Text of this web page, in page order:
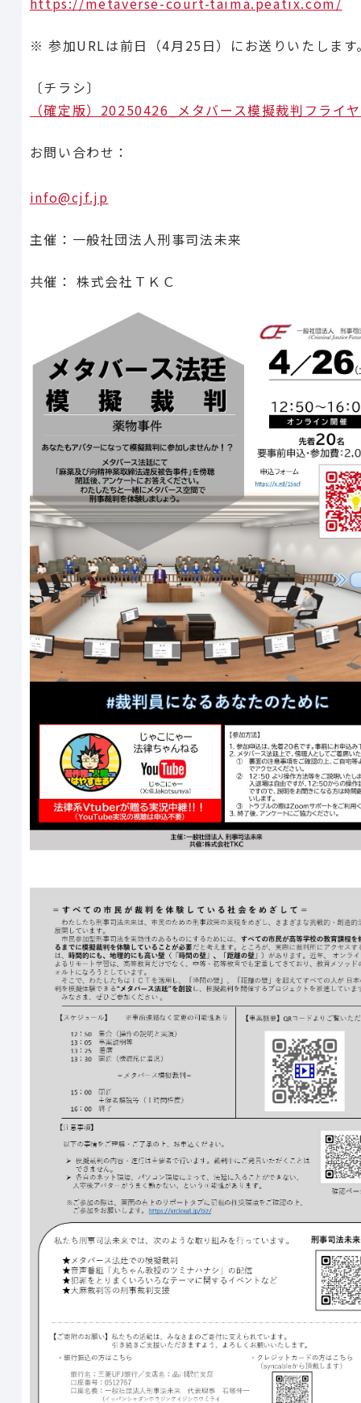
※ 参加URLは前日（4月25日）にお送りいたします
〔チラシ〕
（確定版）20250426_メタバース模擬裁判フライ
お問い合わせ：
info@cjf.jp
主催：一般社団法人刑事司法未来
共催： 株式会社ＴＫＣ